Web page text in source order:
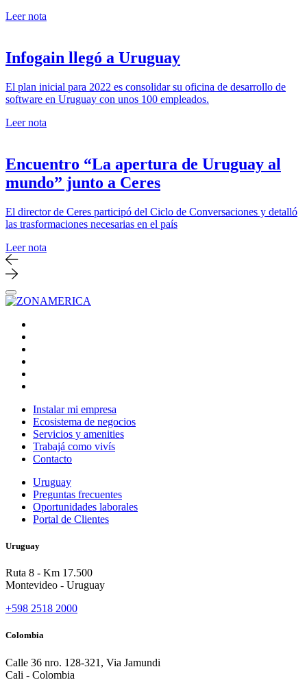
Leer nota
Infogain llegó a Uruguay
El plan inicial para 2022 es consolidar su oficina de desarrollo de
software en Uruguay con unos 100 empleados.
Leer nota
Encuentro “La apertura de Uruguay al
mundo” junto a Ceres
El director de Ceres participó del Ciclo de Conversaciones y detalló
las trasformaciones necesarias en el país
Leer nota
Instalar mi empresa
Ecosistema de negocios
Servicios y amenities
Trabajá como vivís
Contacto
Uruguay
Preguntas frecuentes
Oportunidades laborales
Portal de Clientes
Uruguay
Ruta 8 - Km 17.500
Montevideo - Uruguay
+598 2518 2000
Colombia
Calle 36 nro. 128-321, Via Jamundi
Cali - Colombia